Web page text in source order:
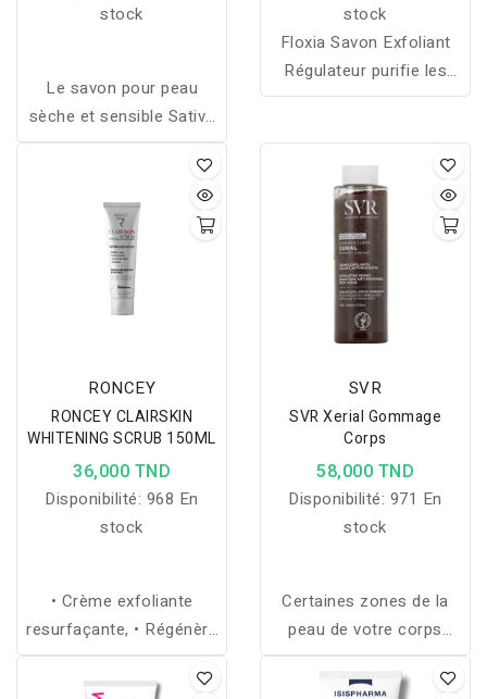
stock
Le savon pour peau
sèche et sensible Sative
nettoie, nourrit et hydrate
l’épiderme en douceur. Il
élimine les impuretés du
corps, des mains et du
visage. Ce savon surgras
enrichi glycérine et graine
d’avoine adoucit la peau
stock
Floxia Savon Exfoliant
Régulateur purifie les
peaux grasses, élimine
réguler l’excès de sébum
pour une peau nette et
éclatante.
RONCEY
RONCEY CLAIRSKIN
WHITENING SCRUB 150ML
36,000 TND
Disponibilité: 968 En
stock
• Crème exfoliante
resurfaçante, • Régénère
la peau, • Corrige et
prévient l’apparition des
SVR
SVR Xerial Gommage
Corps
58,000 TND
Disponibilité: 971 En
stock
Certaines zones de la
peau de votre corps
présentent des
irrégularités, des